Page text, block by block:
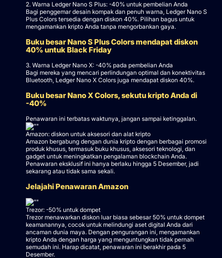
2. Warna Ledger Nano S Plus: -40% untuk pembelian Anda
Bagi penggemar desain kompak dan penuh warna, Ledger Nano S
Plus Colors tersedia dengan diskon 40%. Pilihan bagus untuk
mengamankan kripto Anda tanpa mengorbankan gaya.
Buku besar Nano S Plus Colors mendapat diskon
40% untuk Black Friday
3. Warna Ledger Nano X: -40% pada pembelian Anda
Bagi mereka yang mencari perlindungan optimal dan konektivitas
Bluetooth, Ledger Nano X Colors juga mendapat diskon 40%.
Buku besar Nano X Colors, sekutu kripto Anda di
-40%
Penawaran ini terbatas waktunya, jangan sampai ketinggalan.
Amazon: diskon untuk aksesori dan alat kripto
Amazon bergabung dengan dunia kripto dengan berbagai promosi
produk khusus, termasuk buku khusus, aksesori teknologi, dan
gadget untuk meningkatkan pengalaman blockchain Anda.
Penawaran eksklusif ini hanya berlaku hingga 5 Desember, jadi
sekarang atau tidak sama sekali.
Jelajahi Penawaran Amazon
Trezor: -50% untuk dompet
Trezor menawarkan diskon luar biasa sebesar 50% untuk dompet
keamanannya, cocok untuk melindungi aset digital Anda dari
ancaman dunia maya. Dengan pengurangan ini, mengamankan
kripto Anda dengan harga yang menguntungkan tidak pernah
semudah ini. Harap dicatat, penawaran ini berakhir pada 5
Desember.